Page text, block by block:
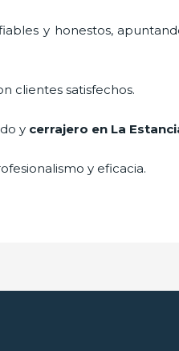
y honestos,
clientes satisfechos.
y cerrajero en La
y eficacia.